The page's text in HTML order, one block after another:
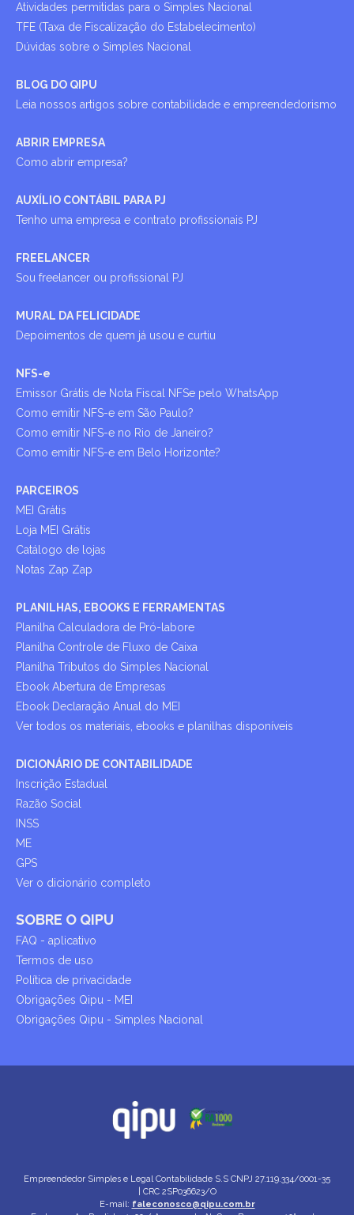
Atividades permitidas para o Simples Nacional
TFE (Taxa de Fiscalização do Estabelecimento)
Dúvidas sobre o Simples Nacional
BLOG DO QIPU
Leia nossos artigos sobre contabilidade e empreendedorismo
ABRIR EMPRESA
Como abrir empresa?
AUXÍLIO CONTÁBIL PARA PJ
Tenho uma empresa e contrato profissionais PJ
FREELANCER
Sou freelancer ou profissional PJ
MURAL DA FELICIDADE
Depoimentos de quem já usou e curtiu
NFS-e
Emissor Grátis de Nota Fiscal NFSe pelo WhatsApp
Como emitir NFS-e em São Paulo?
Como emitir NFS-e no Rio de Janeiro?
Como emitir NFS-e em Belo Horizonte?
PARCEIROS
MEI Grátis
Loja MEI Grátis
Catálogo de lojas
Notas Zap Zap
PLANILHAS, EBOOKS E FERRAMENTAS
Planilha Calculadora de Pró-labore
Planilha Controle de Fluxo de Caixa
Planilha Tributos do Simples Nacional
Ebook Abertura de Empresas
Ebook Declaração Anual do MEI
Ver todos os materiais, ebooks e planilhas disponíveis
DICIONÁRIO DE CONTABILIDADE
Inscrição Estadual
Razão Social
INSS
ME
GPS
Ver o dicionário completo
SOBRE O QIPU
FAQ - aplicativo
Termos de uso
Política de privacidade
Obrigações Qipu - MEI
Obrigações Qipu - Simples Nacional
Empreendedor Simples e Legal Contabilidade S.S CNPJ 27.119.334/0001-35
| CRC 2SP036623/O
E-mail: faleconosco@qipu.com.br